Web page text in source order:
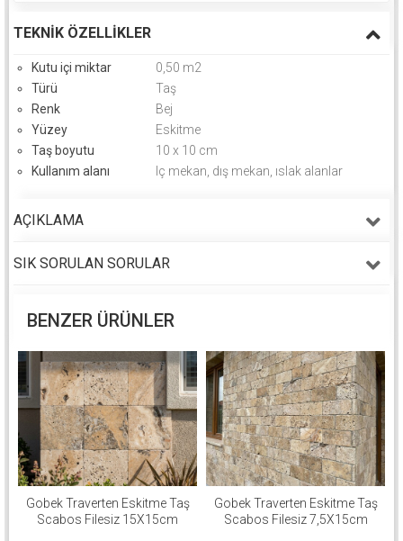
TEKNIK ÖZELLIKLER
Kutu içi miktar
0,50 m2
Türü
Taş
Renk
Bej
Yüzey
Eskitme
Taş boyutu
10 x 10 cm
Kullanım alanı
Iç mekan, dış mekan, ıslak alanlar
AÇIKLAMA
SIK SORULAN SORULAR
BENZER ÜRÜNLER
Gobek Traverten Eskitme Taş
Scabos Filesiz 15X15cm
Gobek Traverten Eskitme Taş
Scabos Filesiz 7,5X15cm